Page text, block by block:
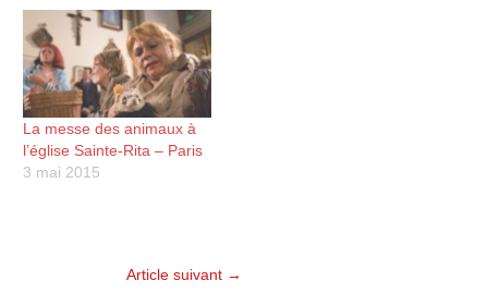
La messe des animaux à
l’église Sainte-Rita – Paris
3 mai 2015
Article suivant →